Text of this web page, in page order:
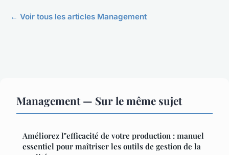
← Voir tous les articles Management
Management — Sur le même sujet
Améliorez l"efficacité de votre production : manuel
essentiel pour maîtriser les outils de gestion de la